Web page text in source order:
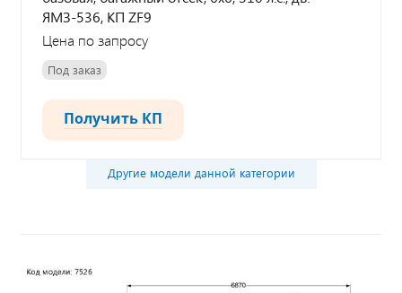
ЯМЗ-536, КП ZF9
Цена по запросу
Под заказ
Получить КП
Другие модели данной категории